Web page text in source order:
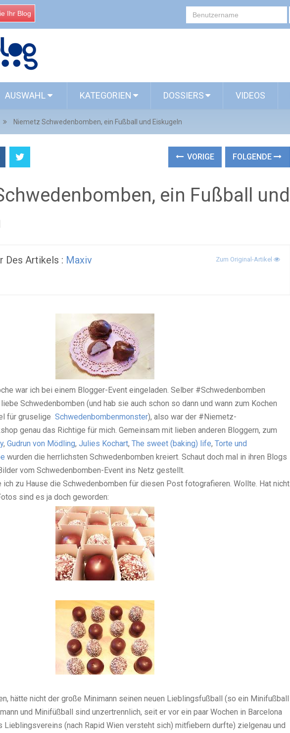
Ihr Blog
AUSWAHL KATEGORIEN DOSSIERS VIDEOS
Niemetz Schwedenbomben, ein Fußball und Eiskugeln
VORIGE FOLGENDE
ein Fußball und
Des Artikels : Maxiv Zum Original-Artikel
war ich bei einem Blogger-Event eingeladen. Selber #Schwedenbomben
Schwedenbomben (und hab sie auch schon so dann und wann zum Kochen
für gruselige Schwedenbombenmonster), also war der #Niemetz-
genau das Richtige für mich. Gemeinsam mit lieben anderen Bloggern, zum
, Gudrun von Mödling, Julies Kochart, The sweet (baking) life, Torte und
wurden die herrlichsten Schwedenbomben kreiert. Schaut doch mal in ihren Blogs
vom Schwedenbomben-Event ins Netz gestellt.
ich zu Hause die Schwedenbomben für diesen Post fotografieren. Wollte. Hat nicht
sind es ja doch geworden:
hätte nicht der große Minimann seinen neuen Lieblingsfußball (so ein Minifußball
und Minifüßball sind unzertrennlich, seit er vor ein paar Wochen in Barcelona
Lieblingsvereins (nach Rapid Wien versteht sich) mitfiebern durfte) zielgenau und